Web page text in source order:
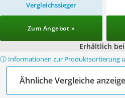
Vergleichssieger
Zum Angebot »
Erhältlich bei
ⓘ Informationen zur Produktsortierung
Ähnliche Vergleiche